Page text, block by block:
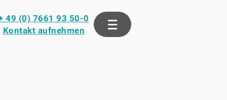
49 (0) 7661 93 50-0
Kontakt aufnehmen